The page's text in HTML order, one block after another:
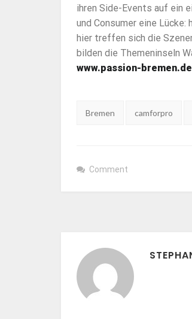
ihren Side-Events auf ein
und Consumer eine
hier treffen sich die
bilden die Themeninseln
www.passion-bremen.de
Tags:
Bremen camforpro
Comment